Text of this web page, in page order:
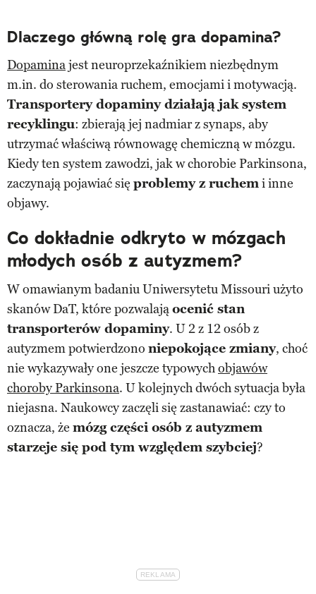
Dlaczego główną rolę gra dopamina?
Dopaminajest neuroprzekaźnikiem niezbędnym
m.in. do sterowania ruchem, emocjami i motywacją.
Transportery dopaminy działają jak system
recyklingu: zbierają jej nadmiar z synaps, aby
utrzymać właściwą równowagę chemiczną w mózgu.
Kiedy ten system zawodzi, jak w chorobie Parkinsona,
zaczynają pojawiać się problemy z ruchemi inne
objawy.
Co dokładnie odkryto w mózgach
młodych osób z autyzmem?
W omawianym badaniu Uniwersytetu Missouri użyto
skanów DaT, które pozwalająocenić stan
transporterów dopaminy. U 2 z 12 osób z
autyzmem potwierdzono niepokojące zmiany, choć
nie wykazywały one jeszcze typowychobjawów
choroby Parkinsona. U kolejnych dwóch sytuacja była
niejasna. Naukowcy zaczęli się zastanawiać: czy to
oznacza, że mózg części osób z autyzmem
starzeje się pod tym względem szybciej?